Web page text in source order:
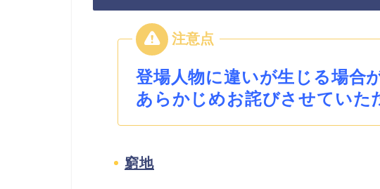
登場人物に違いが生じる場合
あらかじめお詫びさせていた
窮地